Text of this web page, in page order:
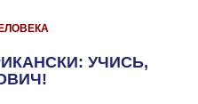
УЧИСЬ,